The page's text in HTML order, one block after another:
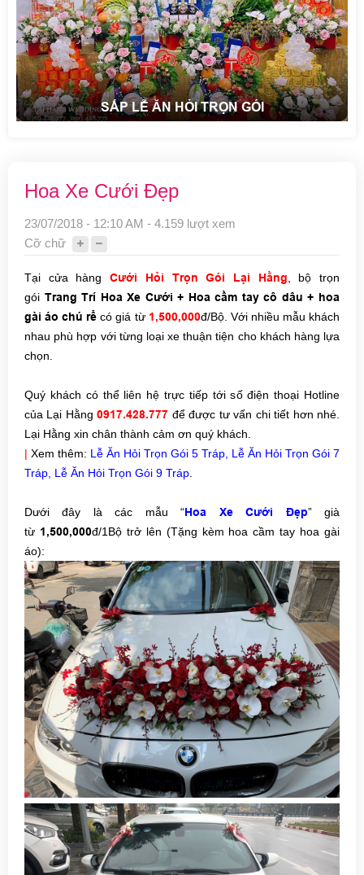
SẮP LỄ ĂN HỎI TRỌN GÓI
Hoa Xe Cưới Đẹp
23/07/2018 - 12:10 AM - 4.159 lượt xem
Cỡ chữ
Tại cửa hàngCưới Hỏi Trọn Gói Lại Hằng , bộ trọn
gói Trang Trí Hoa Xe Cưới + Hoa cầm tay cô dâu + hoa
gài áo chú rể có giá từ 1,500,000đ/Bộ. Với nhiều mẫu khách
nhau phù hợp với từng loại xe thuận tiện cho khách hàng lựa
chọn.
Quý khách có thể liên hệ trực tiếp tới số điện thoại Hotline
của Lại Hằng0917.428.777 để được tư vấn chi tiết hơn nhé.
Lại Hằng xin chân thành cảm ơn quý khách.
| Xem thêm: Lễ Ăn Hỏi Trọn Gói 5 Tráp Lễ Ăn Hỏi Trọn Gói 7
Tráp Lễ Ăn Hỏi Trọn Gói 9 Tráp
Dưới đây là các mẫu “Hoa Xe Cưới Đẹp” già
từ 1,500,000đ/1Bộ trở lên (Tặng kèm hoa cầm tay hoa gài
áo):